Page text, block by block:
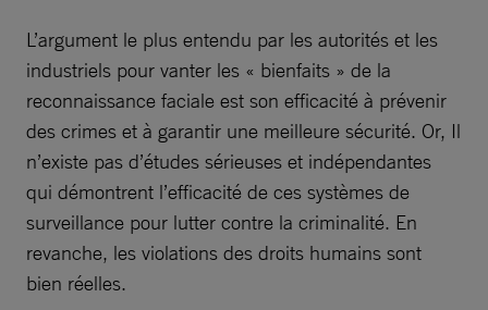
L’argument le plus entendu par les autorités et les
industriels pour vanter les « bienfaits » de la
reconnaissance faciale est son efficacité à prévenir
des crimes et à garantir une meilleure sécurité. Or, Il
n’existe pas d’études sérieuses et indépendantes
qui démontrent l’efficacité de ces systèmes de
surveillance pour lutter contre la criminalité. En
revanche, les violations des droits humains sont
bien réelles.